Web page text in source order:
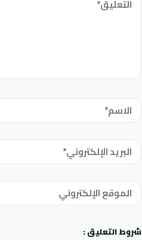
شروط التعليق :